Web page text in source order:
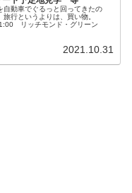
自動車でぐるっと回ってきたの
行というよりは、買い物。
リッチモンド・グリーン
2021.10.31